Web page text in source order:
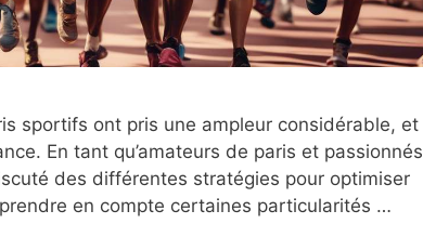
sportifs ont pris une ampleur considérable, et
En tant qu’amateurs de paris et passionnés
des différentes stratégies pour optimiser
en compte certaines particularités …